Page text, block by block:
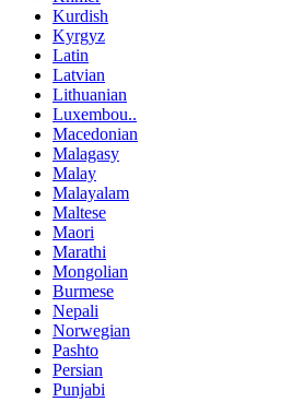
Kurdish
Kyrgyz
Latin
Latvian
Lithuanian
Luxembou..
Macedonian
Malagasy
Malay
Malayalam
Maltese
Maori
Marathi
Mongolian
Burmese
Nepali
Norwegian
Pashto
Persian
Punjabi